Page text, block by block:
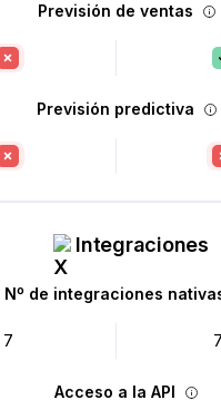
Previsión de ventas
Previsión predictiva
Integraciones
Nº de integraciones
7
Acceso a la API